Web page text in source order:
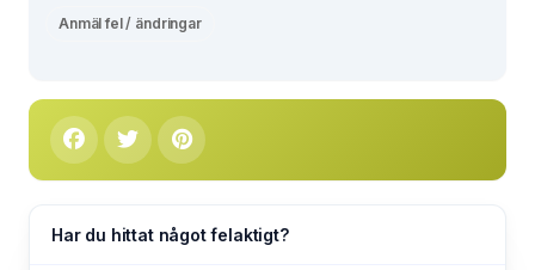
Anmäl fel / ändringar
Har du hittat något felaktigt?